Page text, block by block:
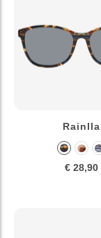
Rainlla
€ 28,90